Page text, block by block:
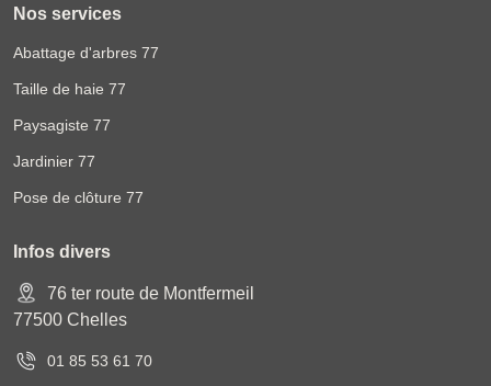
Nos services
Abattage d'arbres 77
Taille de haie 77
Paysagiste 77
Jardinier 77
Pose de clôture 77
Infos divers
76 ter route de Montfermeil
77500 Chelles
01 85 53 61 70